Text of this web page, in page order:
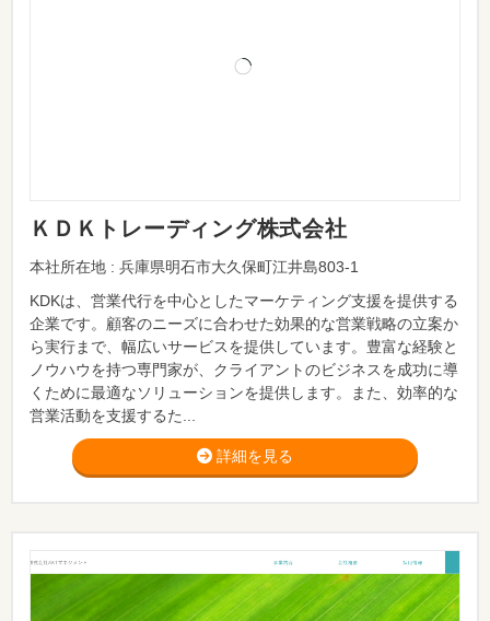
ＫＤＫトレーディング株式会社
本社所在地 : 兵庫県明石市大久保町江井島803-1
KDKは、営業代行を中心としたマーケティング支援を提供する
企業です。顧客のニーズに合わせた効果的な営業戦略の立案か
ら実行まで、幅広いサービスを提供しています。豊富な経験と
ノウハウを持つ専門家が、クライアントのビジネスを成功に導
くために最適なソリューションを提供します。また、効率的な
営業活動を支援するた...
詳細を見る